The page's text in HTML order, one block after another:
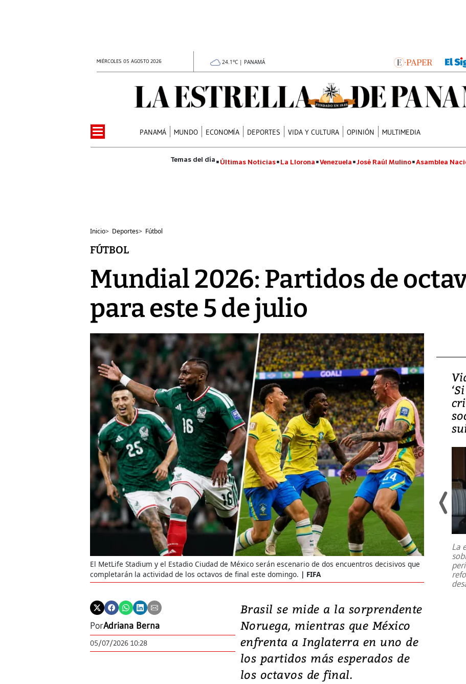
MIÉRCOLES 05 AGOSTO 2026 24.1°C | PANAMÁ
PANAMÁ MUNDO ECONOMÍA DEPORTES VIDA Y CULTURA OPINIÓN MULTIMEDIA
Últimas Noticias La Llorona Venezuela José Raúl Mulino Asamblea
Inicio> Deportes> Fútbol
FÚTBOL
Mundial 2026: Partidos de
para este 5 de julio
El MetLife Stadium y el Estadio Ciudad de México serán escenario de dos encuentros decisivos que
completarán la actividad de los octavos de final este domingo.
FIFA
PorAdriana Berna
05/07/2026 10:28
Brasil se mide a la sorprendente
Noruega, mientras que México
enfrenta a Inglaterra en uno de
los partidos más esperados de
los octavos de final.
Video, Japón: Terremoto
deja heridos y graves
daños en Kumamoto
Un fuerte terremoto de magnitud
7,1 se registró este martes 28 de
julio en la prefectura de Kumamoto,
al sur de Japón, provocando una
emergencia de gran...
La